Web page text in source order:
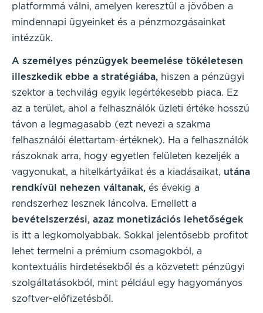
platformmá válni, amelyen keresztül a jövőben a
mindennapi ügyeinket és a pénzmozgásainkat
intézzük.
A személyes pénzügyek beemelése tökéletesen
illeszkedik ebbe a stratégiába, hiszen a pénzügyi
szektor a techvilág egyik legértékesebb piaca. Ez
az a terület, ahol a felhasználók üzleti értéke hosszú
távon a legmagasabb (ezt nevezi a szakma
felhasználói élettartam-értéknek). Ha a felhasználók
rászoknak arra, hogy egyetlen felületen kezeljék a
vagyonukat, a hitelkártyáikat és a kiadásaikat, utána
rendkívül nehezen váltanak, és évekig a
rendszerhez lesznek láncolva. Emellett a
bevételszerzési, azaz monetizációs lehetőségek
is itt a legkomolyabbak. Sokkal jelentősebb profitot
lehet termelni a prémium csomagokból, a
kontextuális hirdetésekből és a közvetett pénzügyi
szolgáltatásokból, mint például egy hagyományos
szoftver-előfizetésből.